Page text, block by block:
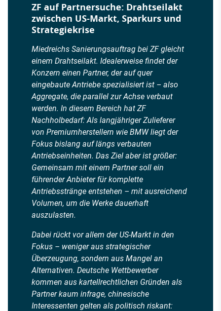
ZF auf Partnersuche: Drahtseilakt
zwischen US-Markt, Sparkurs und
Strategiekrise
Miedreichs Sanierungsauftrag bei ZF gleicht
einem Drahtseilakt. Idealerweise findet der
Konzern einen Partner, der auf quer
eingebaute Antriebe spezialisiert ist – also
Aggregate, die parallel zur Achse verbaut
werden. In diesem Bereich hat ZF
Nachholbedarf: Als langjähriger Zulieferer
von Premiumherstellern wie BMW liegt der
Fokus bislang auf längs verbauten
Antriebseinheiten. Das Ziel aber ist größer:
Gemeinsam mit einem Partner soll ein
führender Anbieter für komplette
Antriebsstränge entstehen – mit ausreichend
Volumen, um die Werke dauerhaft
auszulasten.
Dabei rückt vor allem der US-Markt in den
Fokus – weniger aus strategischer
Überzeugung, sondern aus Mangel an
Alternativen. Deutsche Wettbewerber
kommen aus kartellrechtlichen Gründen als
Partner kaum infrage, chinesische
Interessenten gelten als politisch riskant: